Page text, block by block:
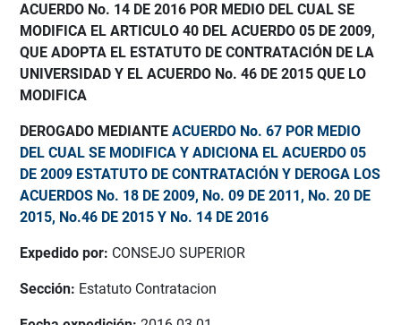
ACUERDO No. 14 DE 2016 POR MEDIO DEL CUAL SE
MODIFICA EL ARTICULO 40 DEL ACUERDO 05 DE 2009,
QUE ADOPTA EL ESTATUTO DE CONTRATACIÓN DE LA
UNIVERSIDAD Y EL ACUERDO No. 46 DE 2015 QUE LO
MODIFICA
DEROGADO MEDIANTE ACUERDO No. 67 POR MEDIO
DEL CUAL SE MODIFICA Y ADICIONA EL ACUERDO 05
DE 2009 ESTATUTO DE CONTRATACIÓN Y DEROGA LOS
ACUERDOS No. 18 DE 2009, No. 09 DE 2011, No. 20 DE
2015, No.46 DE 2015 Y No. 14 DE 2016
Expedido por: CONSEJO SUPERIOR
Sección: Estatuto Contratacion